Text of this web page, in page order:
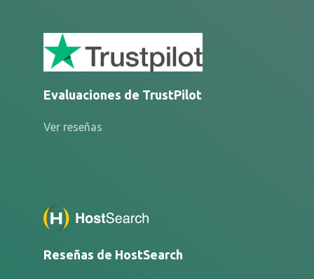
Evaluaciones de TrustPilot
Ver reseñas
Reseñas de HostSearch